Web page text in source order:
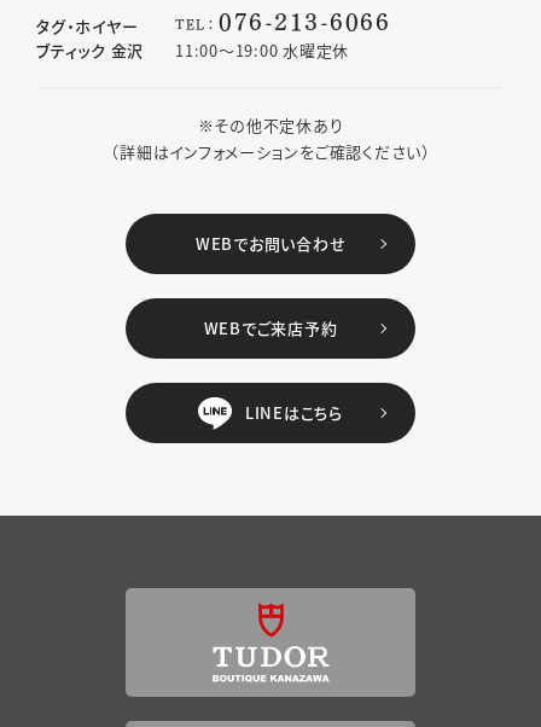
タグ・ホイヤー
ブティック 金沢
TEL： 076-213-6066
11:00〜19:00 水曜定休
※その他不定休あり
（詳細はインフォメーションをご確認ください）
WEBでお問い合わせ
WEBでご来店予約
LINEはこちら